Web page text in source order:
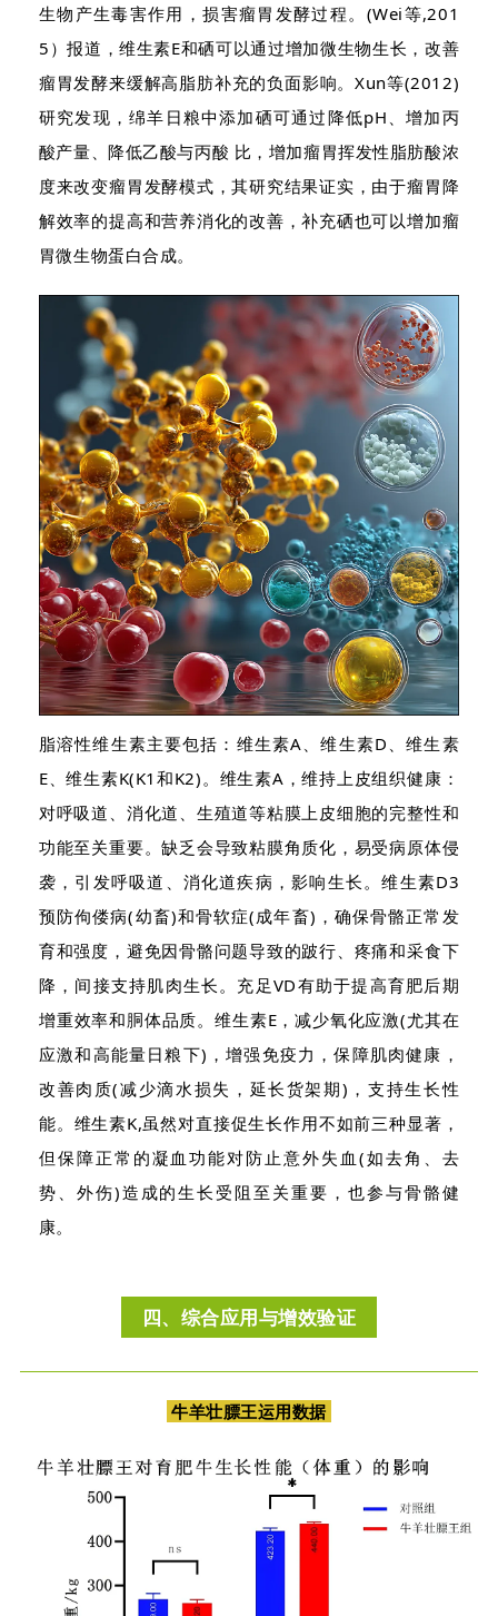
生物产生毒害作用，损害瘤胃发酵过程。(Wei等,201
5）报道，维生素E和硒可以通过增加微生物生长，改善
瘤胃发酵来缓解高脂肪补充的负面影响。Xun等(2012)
研究发现，绵羊日粮中添加硒可通过降低pH、增加丙
酸产量、降低乙酸与丙酸 比，增加瘤胃挥发性脂肪酸浓
度来改变瘤胃发酵模式，其研究结果证实，由于瘤胃降
解效率的提高和营养消化的改善，补充硒也可以增加瘤
胃微生物蛋白合成。
脂溶性维生素主要包括：维生素A、维生素D、维生素
E、维生素K(K1和K2)。维生素A，维持上皮组织健康：
对呼吸道、消化道、生殖道等粘膜上皮细胞的完整性和
功能至关重要。缺乏会导致粘膜角质化，易受病原体侵
袭，引发呼吸道、消化道疾病，影响生长。维生素D3
预防佝偻病(幼畜)和骨软症(成年畜)，确保骨骼正常发
育和强度，避免因骨骼问题导致的跛行、疼痛和采食下
降，间接支持肌肉生长。充足VD有助于提高育肥后期
增重效率和胴体品质。维生素E，减少氧化应激(尤其在
应激和高能量日粮下)，增强免疫力，保障肌肉健康，
改善肉质(减少滴水损失，延长货架期)，支持生长性
能。维生素K,虽然对直接促生长作用不如前三种显著，
但保障正常的凝血功能对防止意外失血(如去角、去
势、外伤)造成的生长受阻至关重要，也参与骨骼健
康。
四、综合应用与增效验证
牛羊壮膘王运用数据